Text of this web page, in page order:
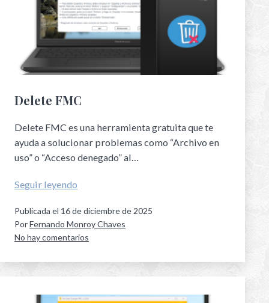
Delete FMC
Delete FMC es una herramienta gratuita que te
ayuda a solucionar problemas como “Archivo en
uso” o “Acceso denegado” al…
Seguir leyendo
Publicada el 16 de diciembre de 2025
PorFernando Monroy Chaves
No hay comentarios